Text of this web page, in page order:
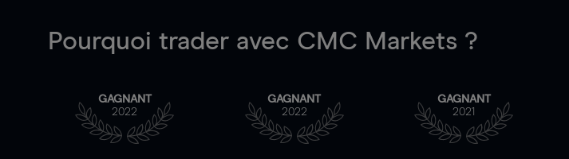
Pourquoi trader avec CMC Markets ?
GAGNANT
2022
GAGNANT
2022
GAGNANT
2021